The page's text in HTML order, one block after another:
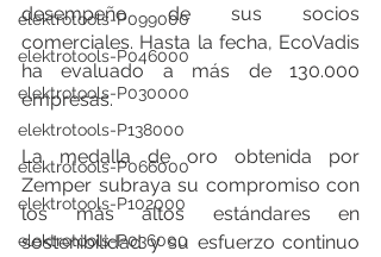
elektrotools-P099000
elektrotools-P046000
elektrotools-P030000
elektrotools-P138000
elektrotools-P066000
elektrotools-P102000
elektrotools-P036000
desempeño de sus socios
comerciales. Hasta la fecha, EcoVadis
ha evaluado a más de 130.000
empresas.
La medalla de oro obtenida por
Zemper subraya su compromiso con
los más altos estándares en
sostenibilidad y su esfuerzo continuo